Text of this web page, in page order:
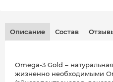
Описание Состав
Omega-3 Gold –
жизненно необходимыми